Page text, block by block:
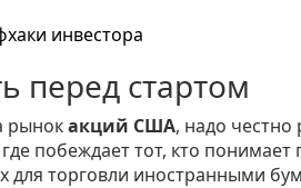
инвестора
перед стартом
рынокакций США, надо
побеждает тот, кто
для торговли иностранными